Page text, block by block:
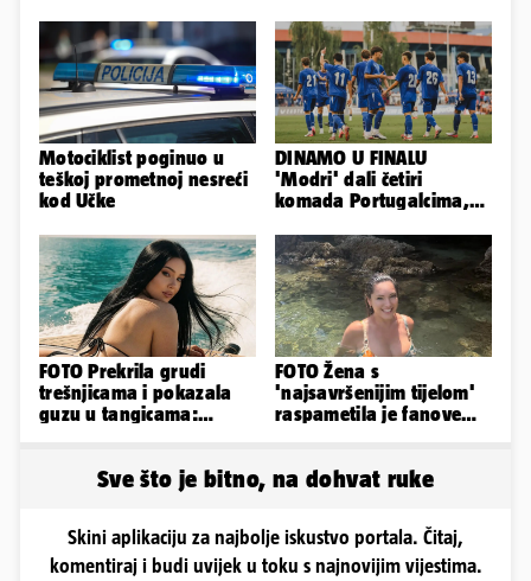
Motociklist poginuo u
teškoj prometnoj nesreći
kod Učke
DINAMO U FINALU
'Modri' dali četiri
komada Portugalcima,
Ramljaku!
FOTO Prekrila grudi
trešnjicama i pokazala
guzu u tangicama:
FOTO Žena s
'najsavršenijim tijelom'
raspametila je fanove
Sve što je bitno, na dohvat ruke
Skini aplikaciju za najbolje iskustvo portala. Čitaj,
komentiraj i budi uvijek u toku s najnovijim vijestima.